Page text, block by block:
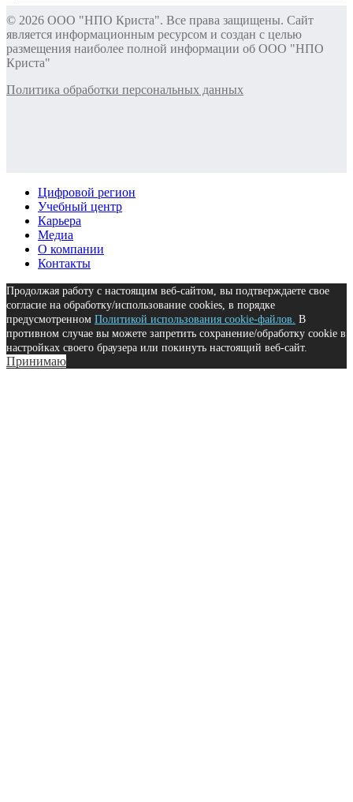
© 2026 ООО "НПО Криста". Все права защищены. Сайт
является информационным ресурсом и создан с целью
размещения наиболее полной информации об ООО "НПО
Криста"
Политика обработки персональных данных
Цифровой регион
Учебный центр
Карьера
Медиа
О компании
Контакты
Продолжая работу с настоящим веб-сайтом, вы подтверждаете свое
согласие на обработку/использование cookies, в порядке
предусмотренном Политикой использования cookie-файлов. В
противном случае вы можете запретить сохранение/обработку cookie в
настройках своего браузера или покинуть настоящий веб-сайт.
Принимаю